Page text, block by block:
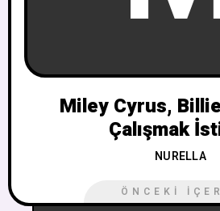
Miley Cyrus,
Çalışmak
NURELLA
ÖNCEKI